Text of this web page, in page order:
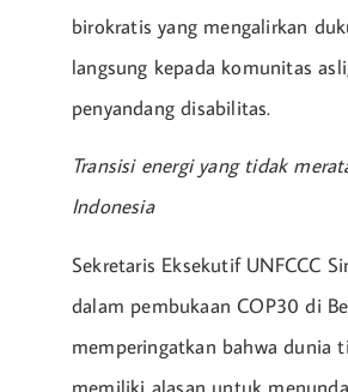
birokratis yang mengalirkan
langsung kepada komunitas
penyandang disabilitas.
Transisi energi yang tidak
Indonesia
Sekretaris Eksekutif UNFCCC
dalam pembukaan COP30 di
memperingatkan bahwa dunia